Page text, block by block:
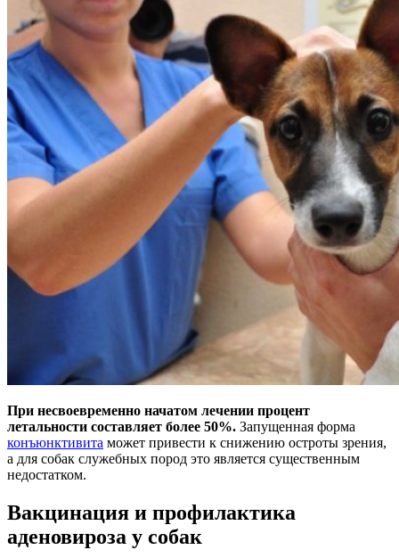
При несвоевременно начатом лечении процент
летальности составляет более 50%. Запущенная форма
конъюнктивита может привести к снижению остроты зрения,
а для собак служебных пород это является существенным
недостатком.
Вакцинация и профилактика
аденовироза у собак